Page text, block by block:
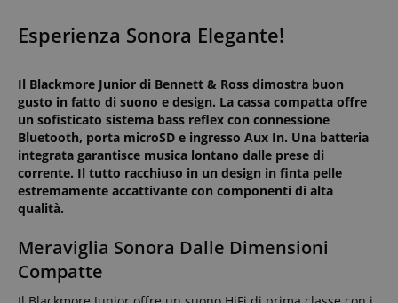
Esperienza Sonora Elegante!
Il Blackmore Junior di Bennett & Ross dimostra buon
gusto in fatto di suono e design. La cassa compatta offre
un sofisticato sistema bass reflex con connessione
Bluetooth, porta microSD e ingresso Aux In. Una batteria
integrata garantisce musica lontano dalle prese di
corrente. Il tutto racchiuso in un design in finta pelle
estremamente accattivante con componenti di alta
qualità.
Meraviglia Sonora Dalle Dimensioni
Compatte